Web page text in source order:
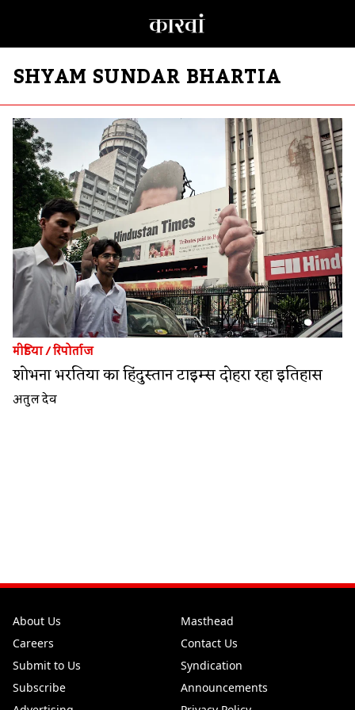
SHYAM SUNDAR BHARTIA
मीडिया/रिपोर्ताज
शोभना भरतिया का हिंदुस्तान टाइम्स दोहरा रहा इतिहास
अतुल देव
About Us
Masthead
Careers
Contact Us
Submit to Us
Syndication
Subscribe
Announcements